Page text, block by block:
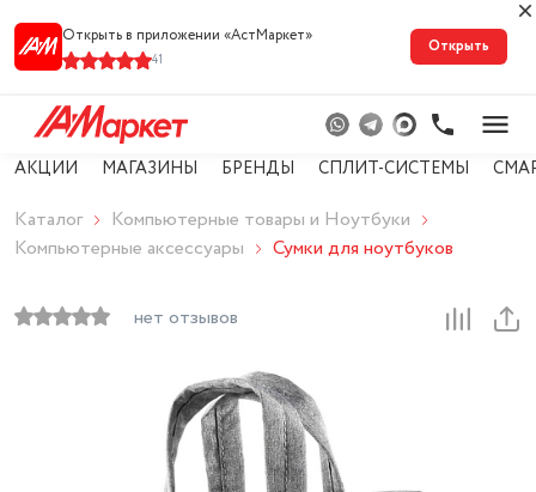
Открыть в приложении «АстМарке‪т‬»
41
Открыть
АКЦИИ МАГАЗИНЫ БРЕНДЫ СПЛИТ-СИСТЕМЫ
Каталог
Компьютерные товары и Ноутбуки
Компьютерные аксессуары
Сумки для ноутбуков
нет отзывов